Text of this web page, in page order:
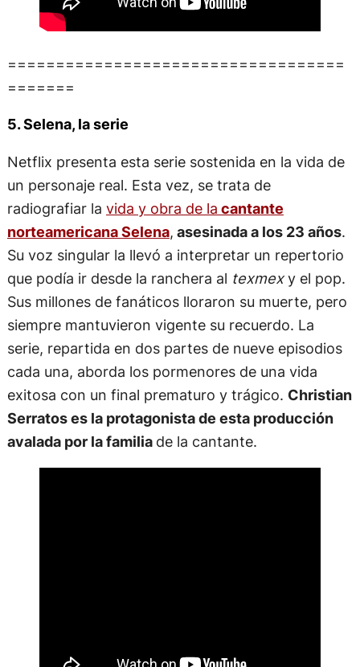
===================================
=======
5. Selena, la serie
Netflix presenta esta serie sostenida en la vida de
un personaje real. Esta vez, se trata de
radiografiar la vida y obra de la cantante
norteamericana Selena, asesinada a los 23 años.
Su voz singular la llevó a interpretar un repertorio
que podía ir desde la ranchera al texmexy el pop.
Sus millones de fanáticos lloraron su muerte, pero
siempre mantuvieron vigente su recuerdo. La
serie, repartida en dos partes de nueve episodios
cada una, aborda los pormenores de una vida
exitosa con un final prematuro y trágico. Christian
Serratos es la protagonista de esta producción
avalada por la familia de la cantante.